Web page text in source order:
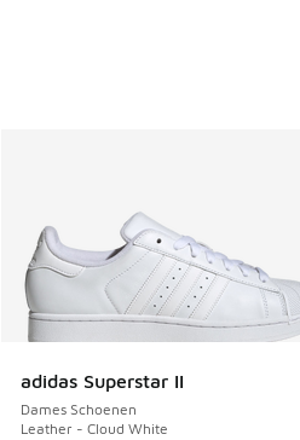
adidas Superstar II
Dames Schoenen
Leather - Cloud White